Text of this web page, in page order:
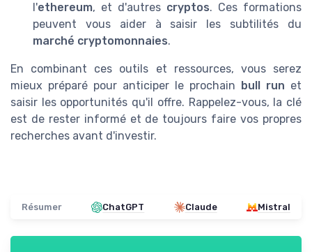
l'ethereum, et d'autres cryptos. Ces formations
peuvent vous aider à saisir les subtilités du
marché cryptomonnaies.
En combinant ces outils et ressources, vous serez
mieux préparé pour anticiper le prochain bull run et
saisir les opportunités qu'il offre. Rappelez-vous, la clé
est de rester informé et de toujours faire vos propres
recherches avant d'investir.
Résumer ChatGPT Claude Mistral